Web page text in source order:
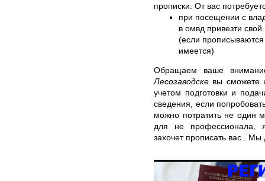
прописки. От вас
при посещении с
в омвд привезти
(если
имеется)
Обращаем ваше
Лесозаводске вы сможете
учетом подготовки и
сведения, если
можно потратить не один
для не профессионала,
захочет прописать вас .